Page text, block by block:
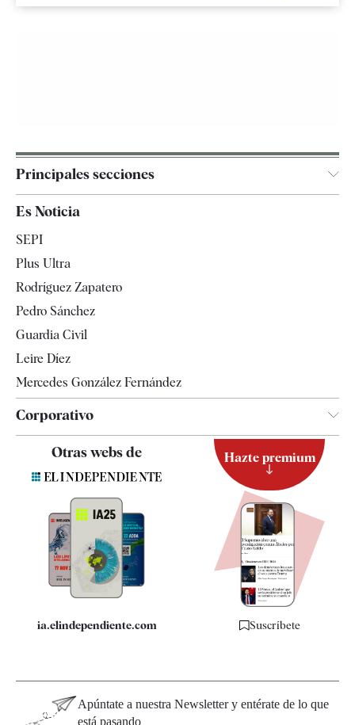
Principales secciones
España
Televisión
Es Noticia
SEPI
Plus Ultra
Rodríguez Zapatero
Pedro Sánchez
Guardia Civil
Leire Díez
Mercedes González Fernández
Corporativo
Contacto
Quiénes somos
Especificaciones
Otras webs de
ia.elindependiente.com
Hazte premium
Suscríbete
Apúntate a nuestra Newsletter y entérate de lo que
está pasando